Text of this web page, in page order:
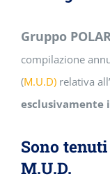
Gruppo
compilazione
(M.U.D) relativa
esclusivamente
Sono
M.U.D.